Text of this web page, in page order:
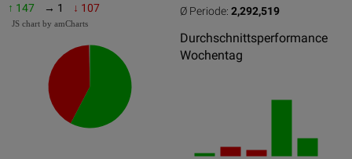
↑ 147 → 1 ↓ 107
JS chart by amCharts
Ø Periode: 2,292,519
Durchschnittsperformance
Wochentag